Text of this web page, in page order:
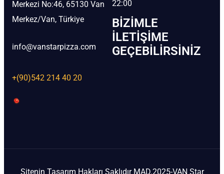
Merkezi No:46, 65130 Van
Merkez/Van, Türkiye
info@vanstarpizza.com
+(90)542 214 40 20
22:00
BIZIMLE
İLETIŞIME
GEÇEBILIRSINIZ
Sitenin Tasarım Hakları Saklıdır MAD.2025-VAN Star